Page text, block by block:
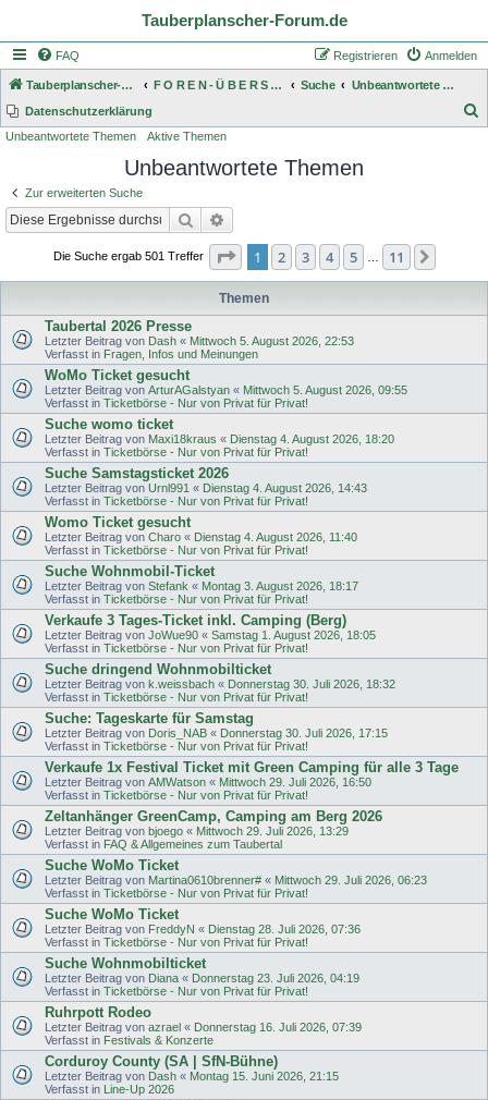
Tauberplanscher-Forum.de
FAQ Anmelden
Registrieren
Tauberplanscher-Forum.de F O R E N - Ü B E R S I C H T Suche
Unbeantwortete Themen
Datenschutzerklärung
Unbeantwortete Themen Aktive Themen
Unbeantwortete Themen
Zur erweiterten Suche
Suche
Die Suche ergab 501 Treffer Seite 1von 11
1 2 3 4 5 11
Themen
Taubertal 2026 Presse
Letzter Beitrag von Dash « Mittwoch 5. August 2026, 22:53
Verfasst in Fragen, Infos und Meinungen
WoMo Ticket gesucht
Letzter Beitrag von ArturAGalstyan « Mittwoch 5. August 2026, 09:55
Verfasst in Ticketbörse - Nur von Privat für Privat!
Suche womo ticket
Letzter Beitrag von Maxi18kraus « Dienstag 4. August 2026, 18:20
Verfasst in Ticketbörse - Nur von Privat für Privat!
Suche Samstagsticket 2026
Letzter Beitrag von Urnl991 « Dienstag 4. August 2026, 14:43
Verfasst in Ticketbörse - Nur von Privat für Privat!
Womo Ticket gesucht
Letzter Beitrag von Charo « Dienstag 4. August 2026, 11:40
Verfasst in Ticketbörse - Nur von Privat für Privat!
Suche Wohnmobil-Ticket
Letzter Beitrag von Stefank « Montag 3. August 2026, 18:17
Verfasst in Ticketbörse - Nur von Privat für Privat!
Verkaufe 3 Tages-Ticket inkl. Camping (Berg)
Letzter Beitrag von JoWue90 « Samstag 1. August 2026, 18:05
Verfasst in Ticketbörse - Nur von Privat für Privat!
Suche dringend Wohnmobilticket
Letzter Beitrag von k.weissbach « Donnerstag 30. Juli 2026, 18:32
Verfasst in Ticketbörse - Nur von Privat für Privat!
Suche: Tageskarte für Samstag
Letzter Beitrag von Doris_NAB « Donnerstag 30. Juli 2026, 17:15
Verfasst in Ticketbörse - Nur von Privat für Privat!
Verkaufe 1x Festival Ticket mit Green Camping für alle 3 Tage
Letzter Beitrag von AMWatson « Mittwoch 29. Juli 2026, 16:50
Verfasst in Ticketbörse - Nur von Privat für Privat!
Zeltanhänger GreenCamp, Camping am Berg 2026
Letzter Beitrag von bjoego « Mittwoch 29. Juli 2026, 13:29
Verfasst in FAQ & Allgemeines zum Taubertal
Suche WoMo Ticket
Letzter Beitrag von Martina0610brenner# « Mittwoch 29. Juli 2026, 06:23
Verfasst in Ticketbörse - Nur von Privat für Privat!
Suche WoMo Ticket
Letzter Beitrag von FreddyN « Dienstag 28. Juli 2026, 07:36
Verfasst in Ticketbörse - Nur von Privat für Privat!
Suche Wohnmobilticket
Letzter Beitrag von Diana « Donnerstag 23. Juli 2026, 04:19
Verfasst in Ticketbörse - Nur von Privat für Privat!
Ruhrpott Rodeo
Letzter Beitrag von azrael « Donnerstag 16. Juli 2026, 07:39
Verfasst in Festivals & Konzerte
Corduroy County (SA | SfN-Bühne)
Letzter Beitrag von Dash « Montag 15. Juni 2026, 21:15
Verfasst in Line-Up 2026